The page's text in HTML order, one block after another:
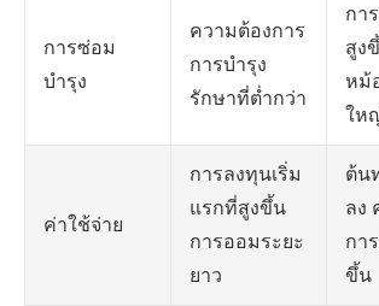
การซ่อม
บำรุง
ความต้องการ
การบำรุง
รักษาที่ต่ำกว่า
กา
สูง
หม้
ให
ค่าใช้จ่าย
การลงทุนเริ่ม
แรกที่สูงขึ้น
การออมระยะ
ยาว
ต้น
ลง
กา
ขึ้น